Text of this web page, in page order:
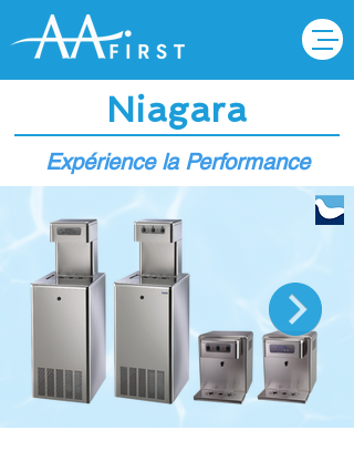
Niagara
Expérience la Performance